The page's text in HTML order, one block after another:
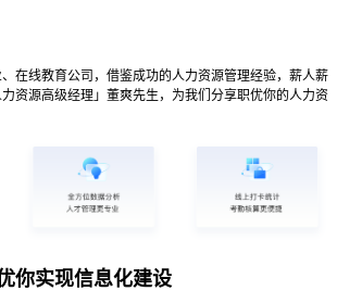
在线教育公司，借鉴成功的人力资源管理经验，薪人薪
资源高级经理」董爽先生，为我们分享职优你的人力资
你实现信息化建设